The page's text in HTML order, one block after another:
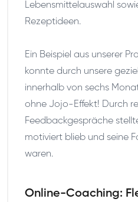
Lebensmittelauswahl
Rezeptideen.
Ein Beispiel aus unserer
konnte durch unsere
innerhalb von sechs
ohne Jojo-Effekt! Durch
Feedbackgespräche
motiviert blieb und seine
waren.
Online-Coaching: